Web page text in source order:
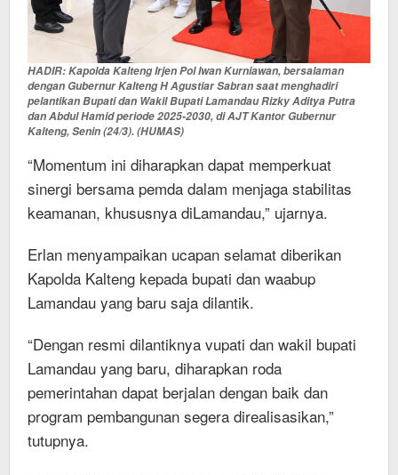
HADIR: Kapolda Kalteng Irjen Pol Iwan Kurniawan, bersalaman
dengan Gubernur Kalteng H Agustiar Sabran saat menghadiri
pelantikan Bupati dan Wakil Bupati Lamandau Rizky Aditya Putra
dan Abdul Hamid periode 2025-2030, di AJT Kantor Gubernur
Kalteng, Senin (24/3). (HUMAS)
“Momentum ini diharapkan dapat memperkuat
sinergi bersama pemda dalam menjaga stabilitas
keamanan, khususnya diLamandau,” ujarnya.
Erlan menyampaikan ucapan selamat diberikan
Kapolda Kalteng kepada bupati dan waabup
Lamandau yang baru saja dilantik.
“Dengan resmi dilantiknya vupati dan wakil bupati
Lamandau yang baru, diharapkan roda
pemerintahan dapat berjalan dengan baik dan
program pembangunan segera direalisasikan,”
tutupnya.